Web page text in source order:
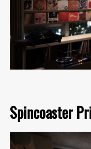
Spincoaster